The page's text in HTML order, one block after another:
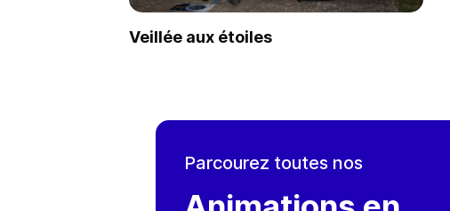
Faire une demande
Veillée aux étoiles
Parcourez toutes nos